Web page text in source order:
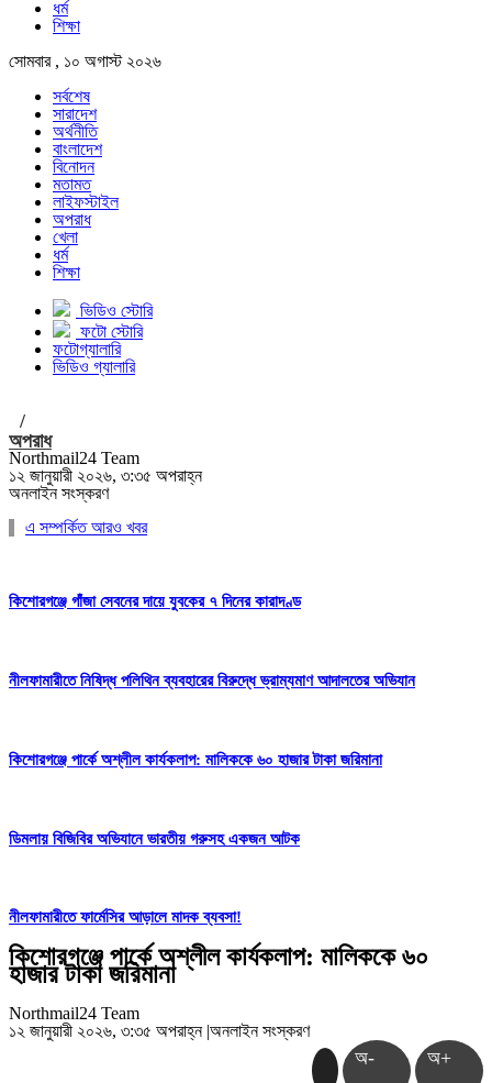
ধর্ম
শিক্ষা
সোমবার , ১০ অগাস্ট ২০২৬
সর্বশেষ
সারাদেশ
অর্থনীতি
বাংলাদেশ
বিনোদন
মতামত
লাইফস্টাইল
অপরাধ
খেলা
ধর্ম
শিক্ষা
ভিডিও স্টোরি
ফটো স্টোরি
ফটোগ্যালারি
ভিডিও গ্যালারি
/
অপরাধ
Northmail24 Team
১২ জানুয়ারী ২০২৬, ৩:৩৫ অপরাহ্ন
অনলাইন সংস্করণ
এ সম্পর্কিত আরও খবর
কিশোরগঞ্জে গাঁজা সেবনের দায়ে যুবকের ৭ দিনের কারাদণ্ড
নীলফামারীতে নিষিদ্ধ পলিথিন ব্যবহারের বিরুদ্ধে ভ্রাম্যমাণ আদালতের অভিযান
কিশোরগঞ্জে পার্কে অশ্লীল কার্যকলাপ: মালিককে ৬০ হাজার টাকা জরিমানা
ডিমলায় বিজিবির অভিযানে ভারতীয় গরুসহ একজন আটক
নীলফামারীতে ফার্মেসির আড়ালে মাদক ব্যবসা!
কিশোরগঞ্জে পার্কে অশ্লীল কার্যকলাপ: মালিককে ৬০
হাজার টাকা জরিমানা
Northmail24 Team
১২ জানুয়ারী ২০২৬, ৩:৩৫ অপরাহ্ন |অনলাইন সংস্করণ
অ- অ+